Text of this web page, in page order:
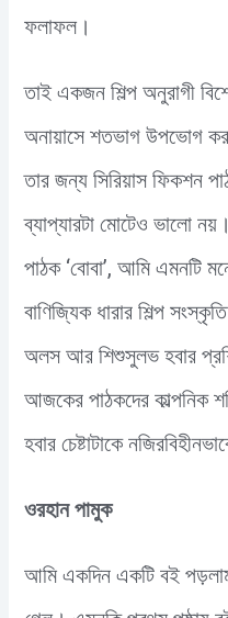
ফলাফল।
তাই একজন শিল্প অনুরাগী
অনায়াসে শতভাগ উপভোগ
তার জন্য সিরিয়াস ফিকশন
ব্যাপ্যারটা মোটেও ভালো
পাঠক ‘বোবা’, আমি এমনটি
বাণিজ্যিক ধারার শিল্প
অলস আর শিশুসুলভ হবার
আজকের পাঠকদের কাল্পনিক
হবার চেষ্টাটাকে
ওরহান পামুক
আমি একদিন একটি বই